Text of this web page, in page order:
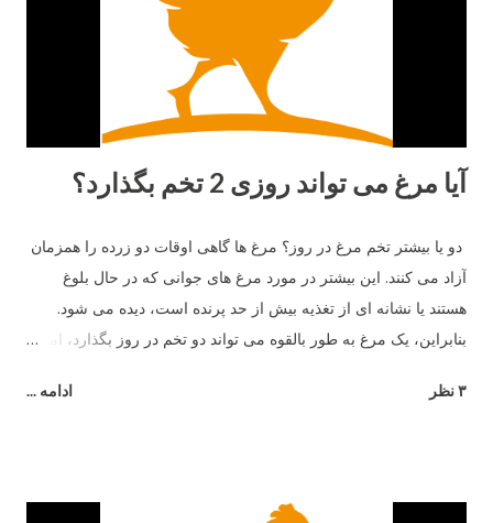
آیا مرغ می تواند روزی 2 تخم بگذارد؟
دو یا بیشتر تخم مرغ در روز؟ مرغ ها گاهی اوقات دو زرده را همزمان
آزاد می کنند. این بیشتر در مورد مرغ های جوانی که در حال بلوغ
هستند یا نشانه ای از تغذیه بیش از حد پرنده است، دیده می شود.
بنابراین، یک مرغ به طور بالقوه می تواند دو تخم در روز بگذارد، اما نه
۳ نظر ادامه ...